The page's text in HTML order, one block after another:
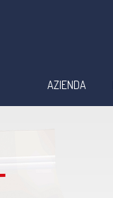
AZIENDA